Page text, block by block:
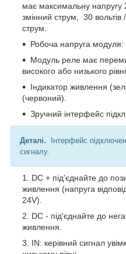
має максимальну напругу
змінний струм, 30 вольтів
струм.
Робоча напруга
Модуль реле має
високого або низького
Індикатор живлення
(червоний).
Зручний інтерфейс
Деталі. Інтерфейс
сигналу.
DC + під'єднайте до
живлення (напруга
24V).
DC - під'єднайте до
живлення.
IN: керівний сигнал